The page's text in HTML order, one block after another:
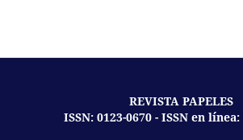
REVISTA PAPELES
ISSN: 0123-0670 - ISSN en línea: